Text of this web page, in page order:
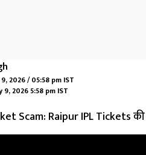
2026 / 05:58 pm IST
9, 2026 5:58 pm IST
Scam: Raipur IPL Tickets